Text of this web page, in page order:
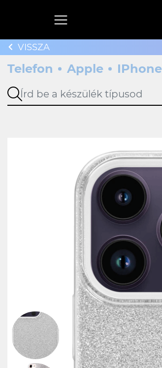
VISSZA
Telefon Apple